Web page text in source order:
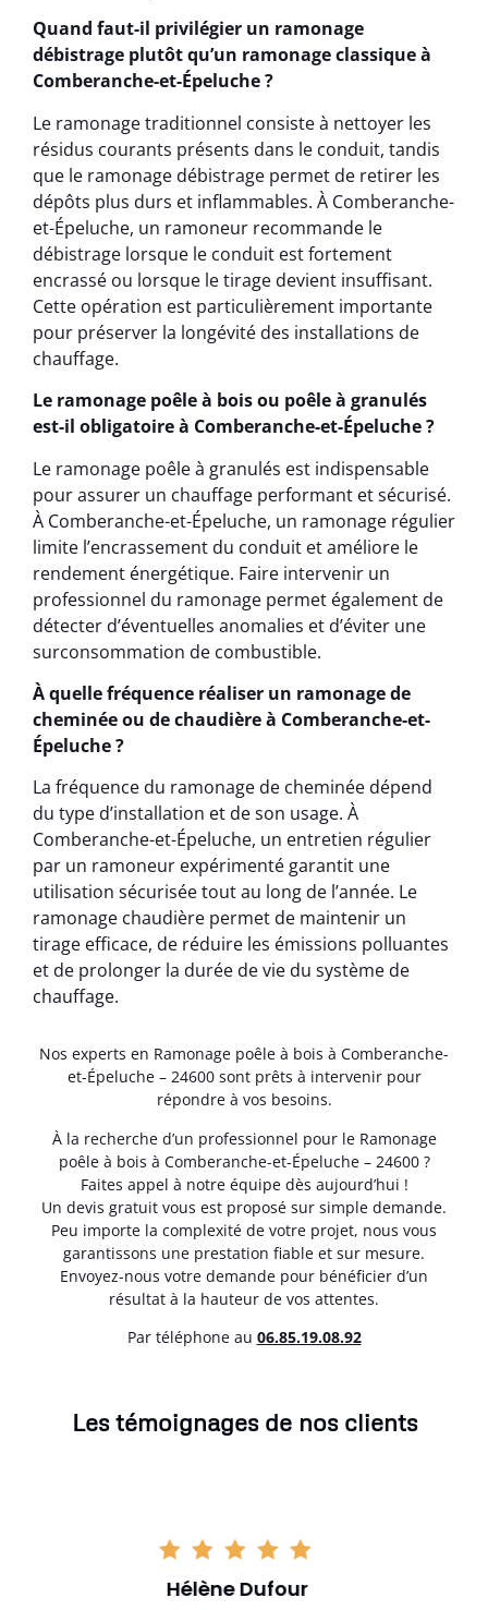
Quand faut-il privilégier un ramonage
débistrage plutôt qu’un ramonage classique à
Comberanche-et-Épeluche ?
Le ramonage traditionnel consiste à nettoyer les
résidus courants présents dans le conduit, tandis
que le ramonage débistrage permet de retirer les
dépôts plus durs et inflammables. À Comberanche-
et-Épeluche, un ramoneur recommande le
débistrage lorsque le conduit est fortement
encrassé ou lorsque le tirage devient insuffisant.
Cette opération est particulièrement importante
pour préserver la longévité des installations de
chauffage.
Le ramonage poêle à bois ou poêle à granulés
est-il obligatoire à Comberanche-et-Épeluche ?
Le ramonage poêle à granulés est indispensable
pour assurer un chauffage performant et sécurisé.
À Comberanche-et-Épeluche, un ramonage régulier
limite l’encrassement du conduit et améliore le
rendement énergétique. Faire intervenir un
professionnel du ramonage permet également de
détecter d’éventuelles anomalies et d’éviter une
surconsommation de combustible.
À quelle fréquence réaliser un ramonage de
cheminée ou de chaudière à Comberanche-et-
Épeluche ?
La fréquence du ramonage de cheminée dépend
du type d’installation et de son usage. À
Comberanche-et-Épeluche, un entretien régulier
par un ramoneur expérimenté garantit une
utilisation sécurisée tout au long de l’année. Le
ramonage chaudière permet de maintenir un
tirage efficace, de réduire les émissions polluantes
et de prolonger la durée de vie du système de
chauffage.
Nos experts en Ramonage poêle à bois à Comberanche-
et-Épeluche – 24600 sont prêts à intervenir pour
répondre à vos besoins.
À la recherche d’un professionnel pour le Ramonage
poêle à bois à Comberanche-et-Épeluche – 24600 ?
Faites appel à notre équipe dès aujourd’hui !
Un devis gratuit vous est proposé sur simple demande.
Peu importe la complexité de votre projet, nous vous
garantissons une prestation fiable et sur mesure.
Envoyez-nous votre demande pour bénéficier d’un
résultat à la hauteur de vos attentes.
Par téléphone au 06.85.19.08.92
Les témoignages de nos clients
Loïc Marchand